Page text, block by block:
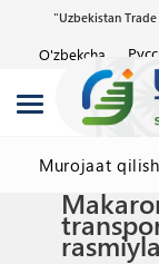
"Uzbekistan
O'zbekcha
Murojaat qilish